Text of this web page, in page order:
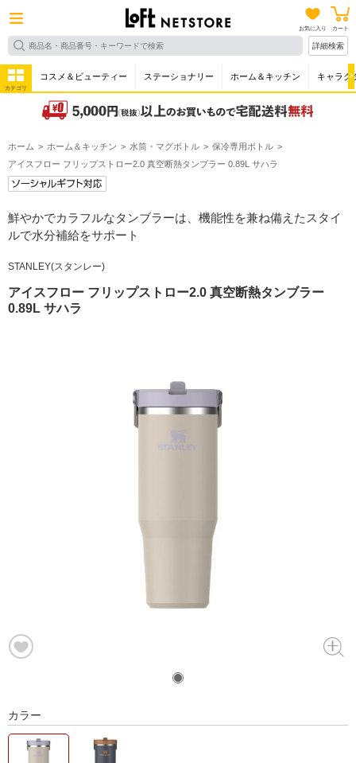
お気に入り カート
詳細検索
カテゴリ
コスメ＆ビューティー ステーショナリー ホーム＆キッチン キャラク
ホーム ホーム＆キッチン 水筒・マグボトル
保冷専用ボトル
アイスフロー フリップストロー2.0 真空断熱タンブラー 0.89L サハラ
鮮やかでカラフルなタンブラーは、機能性を兼ね備えたスタイ
ルで水分補給をサポート
STANLEY(スタンレー)
アイスフロー フリップストロー2.0 真空断熱タンブラー
0.89L サハラ
カラー